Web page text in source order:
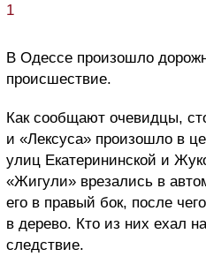
1
В Одессе произошло
происшествие.
Как сообщают очевидцы,
и «Лексуса» произошло в
улиц Екатерининской и
«Жигули» врезались в
его в правый бок, после
в дерево. Кто из них ехал
следствие.